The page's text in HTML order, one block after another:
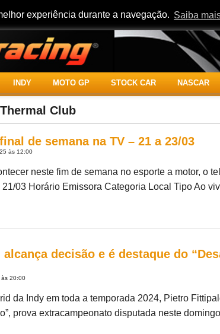
experiência durante a navegação. Saiba
INDY MOTO GP STOCK CAR NASCAR
Club
de semana na TV – 21 a 23/03
às 12:00
neste fim de semana no esporte a motor, o
21/03 Horário Emissora Categoria Local Tipo Ao
decisão e é destaque do
20:00
da Indy em toda a temporada 2024, Pietro
prova extracampeonato disputada neste